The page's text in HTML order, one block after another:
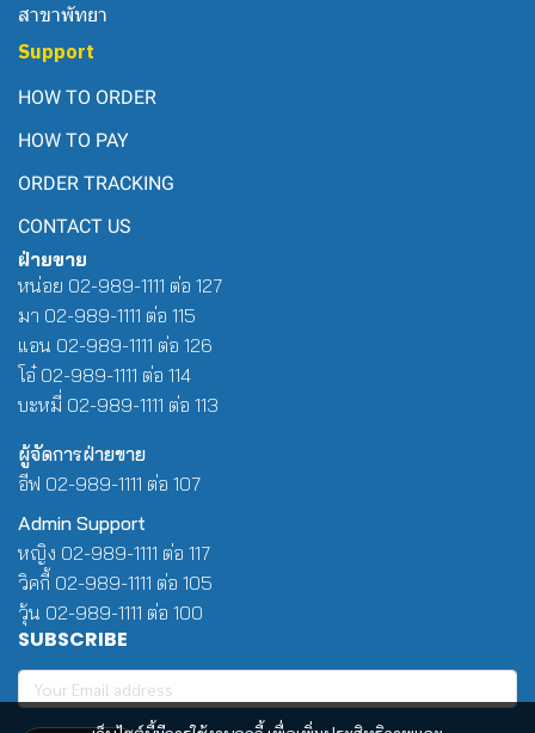
สาขาพัทยา
Support
HOW TO ORDER
HOW TO PAY
ORDER TRACKING
CONTACT US
ฝ่ายขาย
หน่อย 02-989-1111 ต่อ 127
มา 02-989-1111 ต่อ 115
แอน 02-989-1111 ต่อ 126
โอ๋ 02-989-1111 ต่อ 114
บะหมี่ 02-989-1111 ต่อ 113
ผู้จัดการฝ่ายขาย
อีฟ 02-989-1111 ต่อ 107
Admin Support
หญิง 02-989-1111 ต่อ 117
วิคกี้ 02-989-1111 ต่อ 105
วุ้น 02-989-1111 ต่อ 100
SUBSCRIBE